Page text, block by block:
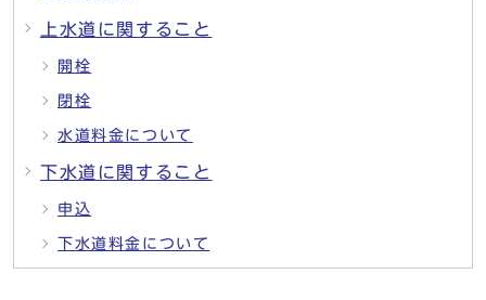
上水道に関すること
開栓
閉栓
水道料金について
下水道に関すること
申込
下水道料金について